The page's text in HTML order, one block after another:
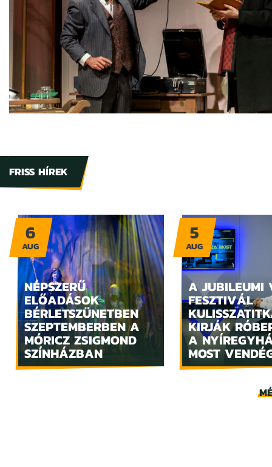
FRISS HÍREK
NÉPSZERŰ
ELŐADÁSOK
BÉRLETSZÜNETBEN
SZEPTEMBERBEN A
MÓRICZ ZSIGMOND
SZÍNHÁZBAN
6
AUG
A JUBILEUMI
FESZTIVÁL
KIRJÁK
A
MOST
5
AUG